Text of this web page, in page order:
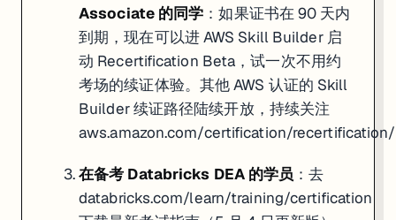
Associate 的同学 ：如果证书在 90 天内
到期，现在可以进 AWS Skill Builder 启
动 Recertification Beta，试一次不用约
考场的续证体验。其他 AWS 认证的 Skill
Builder 续证路径陆续开放，持续关注
aws.amazon.com/certification/recertification/
在备考 Databricks DEA 的学员 ：去
databricks.com/learn/training/certification